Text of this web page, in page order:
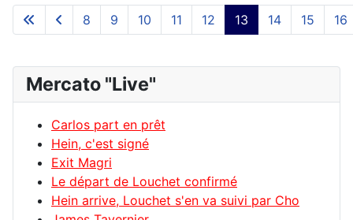
Page 13 sur 195
8 9 10 11 12 13 14 15 16
Mercato "Live"
Carlos part en prêt
Hein, c'est signé
Exit Magri
Le départ de Louchet confirmé
Hein arrive, Louchet s'en va suivi par Cho